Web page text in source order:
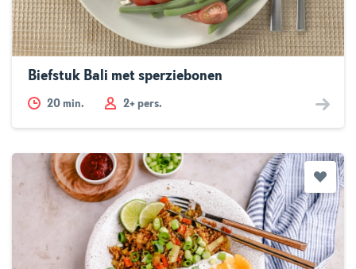
Biefstuk Bali met sperziebonen
20 min. 2+ pers.